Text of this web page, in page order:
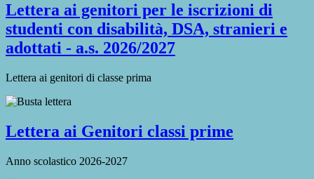
Lettera ai genitori per le iscrizioni di
studenti con disabilità, DSA, stranieri e
adottati - a.s. 2026/2027
Lettera ai genitori di classe prima
Lettera ai Genitori classi prime
Anno scolastico 2026-2027